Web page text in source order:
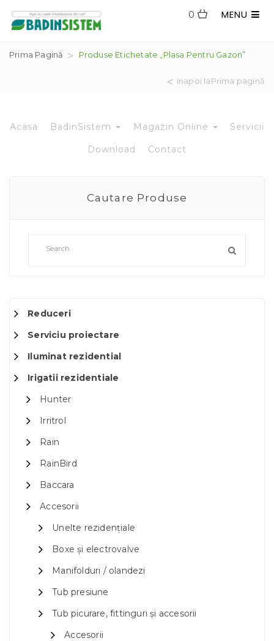
MENU
0
Prima Pagină Produse Etichetate „plasa Pentru Gazon”
Inapoi laPrima pagină
Acasa BadinSistem Magazin Online Servicii
Download Contact
Cautare Produse
Reduceri
Serviciu proiectare
Iluminat rezidential
Irigatii rezidentiale
Hunter
Irritrol
Rain
RainBird
Baccara
Accesorii
Unelte rezidențiale
Boxe și electrovalve
Manifolduri / olandezi
Tub presiune
Tub picurare, fittinguri și accesorii
Accesorii